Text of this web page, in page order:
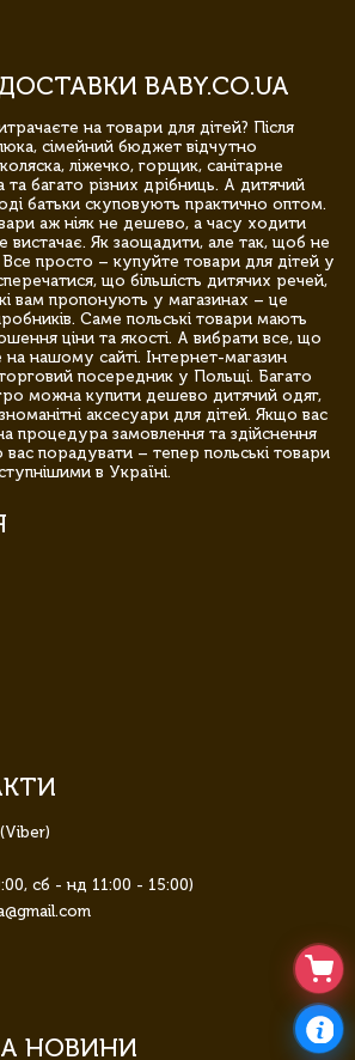
BABY.CO.UA
на товари для дітей? Після
сімейний бюджет відчутно
ліжечко, горщик, санітарне
багато різних дрібниць. А дитячий
батьки скуповують практично оптом.
аж ніяк не дешево, а часу ходити
вистачає. Як заощадити, але так, щоб не
Все просто – купуйте товари для дітей у
що більшість дитячих речей,
вам пропонують у магазинах – це
Саме польські товари мають
ціни та якості. А вибрати все, що
нашому сайті. Інтернет-магазин
посередник у Польщі. Багато
можна купити дешево дитячий одяг,
аксесуари для дітей. Якщо вас
процедура замовлення та здійснення
порадувати – тепер польські товари
в Україні.
сб - нд 11:00 - 15:00)
НОВИНИ